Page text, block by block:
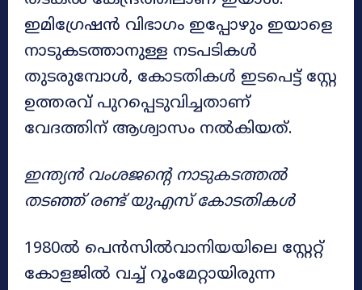
ഇമിഗ്രേഷൻ വിഭാഗം ഇപ്പോഴും ഇയാളെ
നാടുകടത്താനുള്ള നടപടികൾ
തുടരുമ്പോൾ, കോടതികൾ ഇടപെട്ട് സ്റ്റേ
ഉത്തരവ് പുറപ്പെടുവിച്ചതാണ്
വേദത്തിന് ആശ്വാസം നൽകിയത്.
ഇന്ത്യൻ വംശജന്റെ നാടുകടത്തൽ
തടഞ്ഞ് രണ്ട് യുഎസ് കോടതികൾ
1980ൽ പെൻസിൽവാനിയയിലെ സ്റ്റേറ്റ്
കോളജിൽ വച്ച് റൂംമേറ്റായിരുന്ന